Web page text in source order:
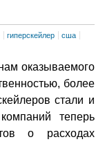
гиперскейлер
сша
оказываемого
более
стали и
теперь
о расходах